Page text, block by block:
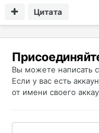
Цитата
Вы можете написать
Если у вас есть
от имени своего